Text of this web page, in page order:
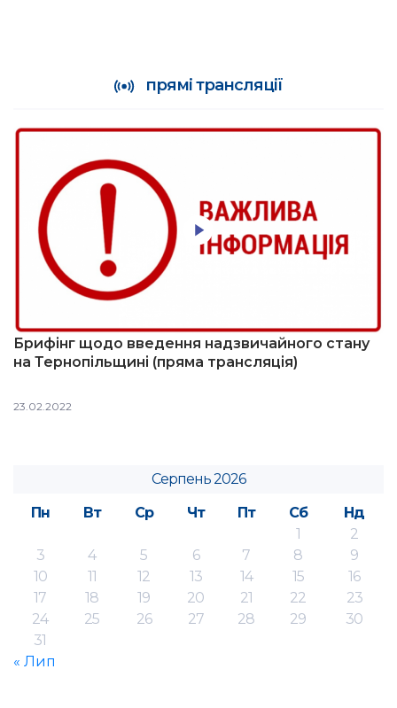
прямі трансляції
Брифінг щодо введення надзвичайного стану
на Тернопільщині (пряма трансляція)
23.02.2022
Серпень 2026
Пн
Вт Ср Чт Пт Сб
Нд
1
2
3
4 5 6 7 8
9
10
11 12 13 14 15
16
17
18 19 20 21 22
23
24
25 26 27 28 29
30
31
« Лип